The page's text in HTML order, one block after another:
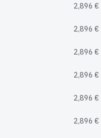
2,896 €
2,896 €
2,896 €
2,896 €
2,896 €
2,896 €